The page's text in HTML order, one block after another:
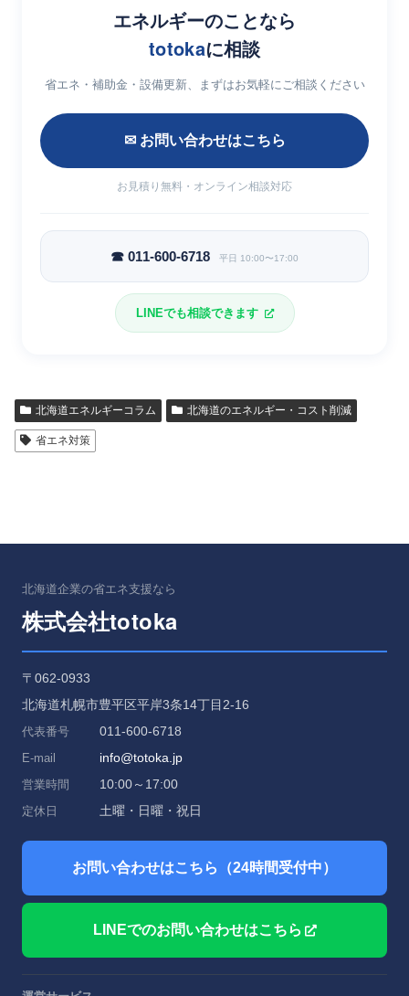
エネルギーのことなら
totokaに相談
省エネ・補助金・設備更新、まずはお気軽にご相談ください
✉ お問い合わせはこちら
お見積り無料・オンライン相談対応
☎ 011-600-6718 平日 10:00〜17:00
LINEでも相談できます
北海道エネルギーコラム 北海道のエネルギー・コスト削減
省エネ対策
北海道企業の省エネ支援なら
株式会社totoka
〒062-0933
北海道札幌市豊平区平岸3条14丁目2-16
代表番号 011-600-6718
E-mail info@totoka.jp
営業時間 10:00～17:00
定休日 土曜・日曜・祝日
お問い合わせはこちら（24時間受付中）
LINEでのお問い合わせはこちら